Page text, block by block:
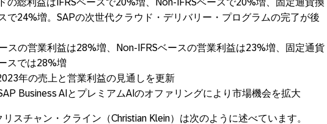
の総利益はIFRSベースで20%増、Non-IFRSベースで20%増、固定通貨換
で24%増。SAPの次世代クラウド・デリバリー・プログラムの完了が後
ースの営業利益は28%増、Non-IFRSベースの営業利益は23%増、固定通貨
スでは28%増
年の売上と営業利益の見通しを更新
Business AIとプレミアムAIのオファリングにより市場機会を拡大
リスチャン・クライン（Christian Klein）は次のように述べています。